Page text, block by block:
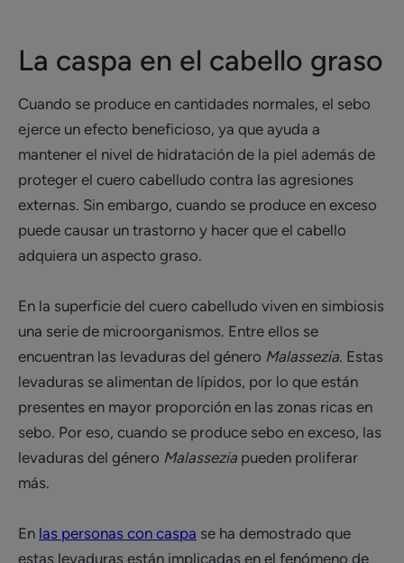
La caspa en el cabello graso
Cuando se produce en cantidades normales, el sebo
ejerce un efecto beneficioso, ya que ayuda a
mantener el nivel de hidratación de la piel además de
proteger el cuero cabelludo contra las agresiones
externas. Sin embargo, cuando se produce en exceso
puede causar un trastorno y hacer que el cabello
adquiera un aspecto graso.
En la superficie del cuero cabelludo viven en simbiosis
una serie de microorganismos. Entre ellos se
encuentran las levaduras del género Malassezia. Estas
levaduras se alimentan de lípidos, por lo que están
presentes en mayor proporción en las zonas ricas en
sebo. Por eso, cuando se produce sebo en exceso, las
levaduras del género Malassezia pueden proliferar
más.
En las personas con caspa se ha demostrado que
estas levaduras están implicadas en el fenómeno de